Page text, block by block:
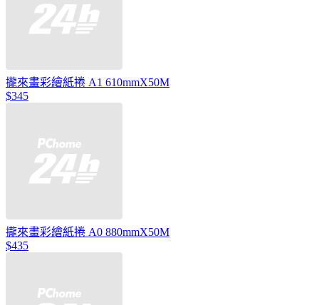
攏來畫彩繪紙捲 A1 610mmX50M
$345
攏來畫彩繪紙捲 A0 880mmX50M
$435